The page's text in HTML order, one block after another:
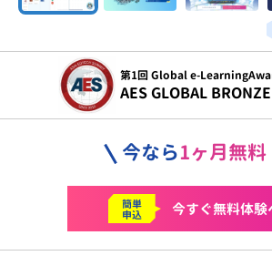
第1回 Global e-
AES GLOBAL
今なら1ヶ月無料
簡単
申込 今すぐ無料体験